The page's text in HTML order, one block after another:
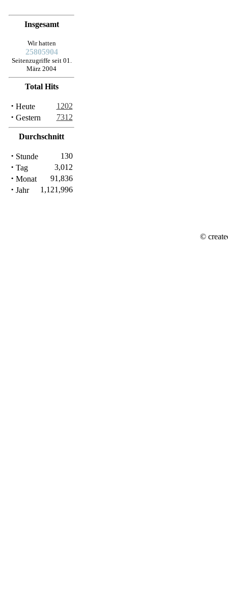
Insgesamt
Wir hatten
25805904
Seitenzugriffe seit 01.
März 2004
Total Hits
· Heute 1202
· Gestern 7312
Durchschnitt
· Stunde 130
· Tag 3,012
· Monat 91,836
· Jahr 1,121,996
©